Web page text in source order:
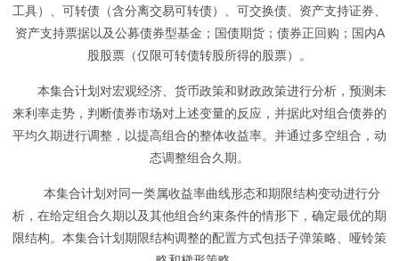
工具）、可转债（含分离交易可转债）、可交换债、资产支持证券、
资产支持票据以及公募债券型基金；国债期货；债券正回购；国内A
股股票（仅限可转债转股所得的股票）。
本集合计划对宏观经济、货币政策和财政政策进行分析，预测未
来利率走势，判断债券市场对上述变量的反应，并据此对组合债券的
平均久期进行调整，以提高组合的整体收益率。并通过多空组合，动
态调整组合久期。
本集合计划对同一类属收益率曲线形态和期限结构变动进行分
析，在给定组合久期以及其他组合约束条件的情形下，确定最优的期
限结构。本集合计划期限结构调整的配置方式包括子弹策略、哑铃策